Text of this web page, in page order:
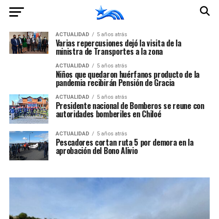
ACTUALIDAD 5 años atrás
Varias repercusiones dejó la visita de la
ministra de Transportes a la zona
ACTUALIDAD 5 años atrás
Niños que quedaron huérfanos producto de la
pandemia recibirán Pensión de Gracia
ACTUALIDAD 5 años atrás
Presidente nacional de Bomberos se reune con
autoridades bomberiles en Chiloé
ACTUALIDAD 5 años atrás
Pescadores cortan ruta 5 por demora en la
aprobación del Bono Alivio